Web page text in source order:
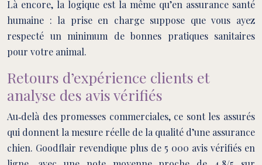
Là encore, la logique est la même qu’en assurance santé
humaine : la prise en charge suppose que vous ayez
respecté un minimum de bonnes pratiques sanitaires
pour votre animal.
Retours d’expérience clients et
analyse des avis vérifiés
Au‑delà des promesses commerciales, ce sont les assurés
qui donnent la mesure réelle de la qualité d’une assurance
chien. Goodflair revendique plus de 5 000 avis vérifiés en